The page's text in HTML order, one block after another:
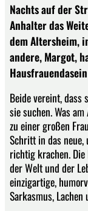
Nachts auf der
Anhalter das
dem Altersheim,
andere, Margot,
Beide vereint, dass
sie suchen. Was
zu einer großen
Schritt in das neue,
richtig krachen. Die
der Welt und der
einzigartige,
Sarkasmus,